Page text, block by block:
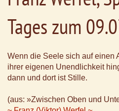
Tages zum
Wenn die Seele sich auf einen
ihrer eigenen Unendlichkeit
dann und dort ist Stille.
(aus: »Zwischen Oben und